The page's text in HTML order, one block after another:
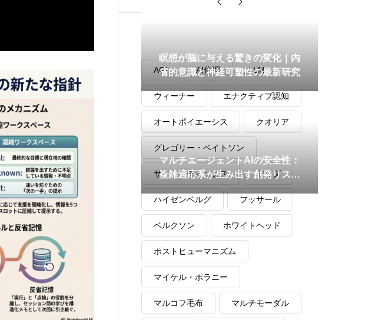
瞑想が脳に与える驚きの変化｜内
省的意識と神経可塑性の最新研究
マルチエージェントAIの安全性：
複雑適応系が生み出す創発リスク
と制御戦略
AGI AI倫理 LLM
ウィーナー エナクティブ認知
オートポイエーシス クオリア
グレゴリー・ベイトソン
サイバネティックス デリダ
ハイゼンベルグ フッサール
ベルクソン ホワイトヘッド
ポストヒューマニズム
マイケル・ポラニー
マルコフ毛布 マルチモーダル